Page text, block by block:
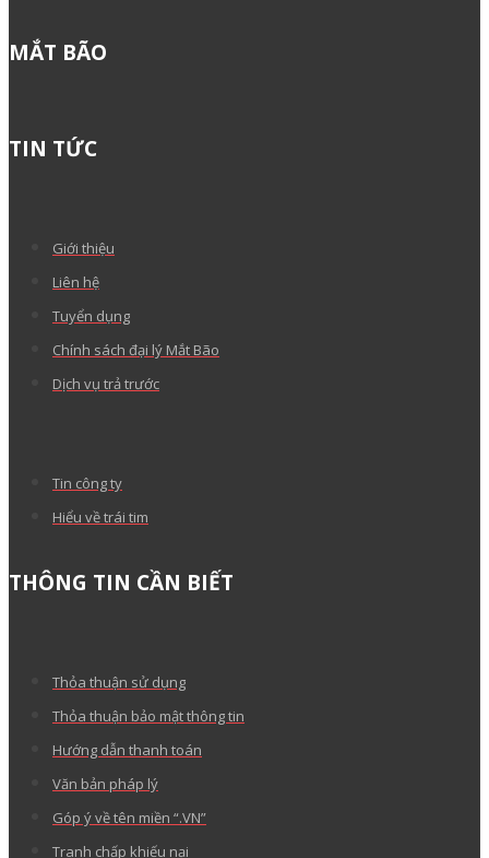
MẮT BÃO
TIN TỨC
Giới thiệu
Liên hệ
Tuyển dụng
Chính sách đại lý Mắt Bão
Dịch vụ trả trước
Tin công ty
Hiểu về trái tim
THÔNG TIN CẦN BIẾT
Thỏa thuận sử dụng
Thỏa thuận bảo mật thông tin
Hướng dẫn thanh toán
Văn bản pháp lý
Góp ý về tên miền “.VN”
Tranh chấp khiếu nại